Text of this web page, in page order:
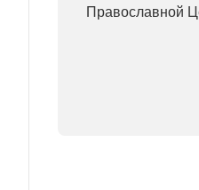
Православной